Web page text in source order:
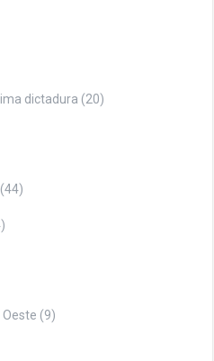
dictadura (20)
(44)
Oeste (9)